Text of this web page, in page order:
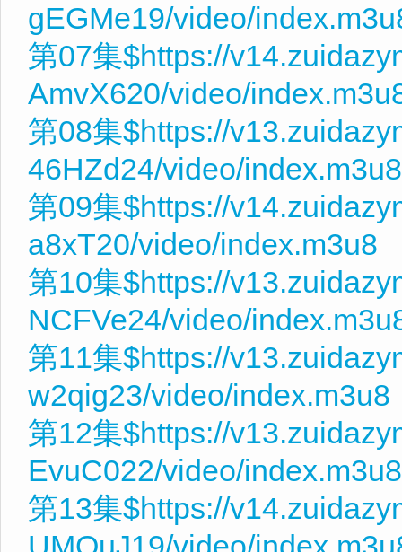
gEGMe19/video/
第07集$https://
AmvX620/video/
第08集$https://
46HZd24/video/index.m3u8
第09集$https://
a8xT20/video/index.m3u8
第10集$https://
NCFVe24/video/
第11集$https://
w2qig23/video/index.m3u8
第12集$https://
EvuC022/video/index.m3u8
第13集$https://